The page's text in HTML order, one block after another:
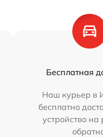
Бесплатная
Наш курьер в
бесплатно
устройство на